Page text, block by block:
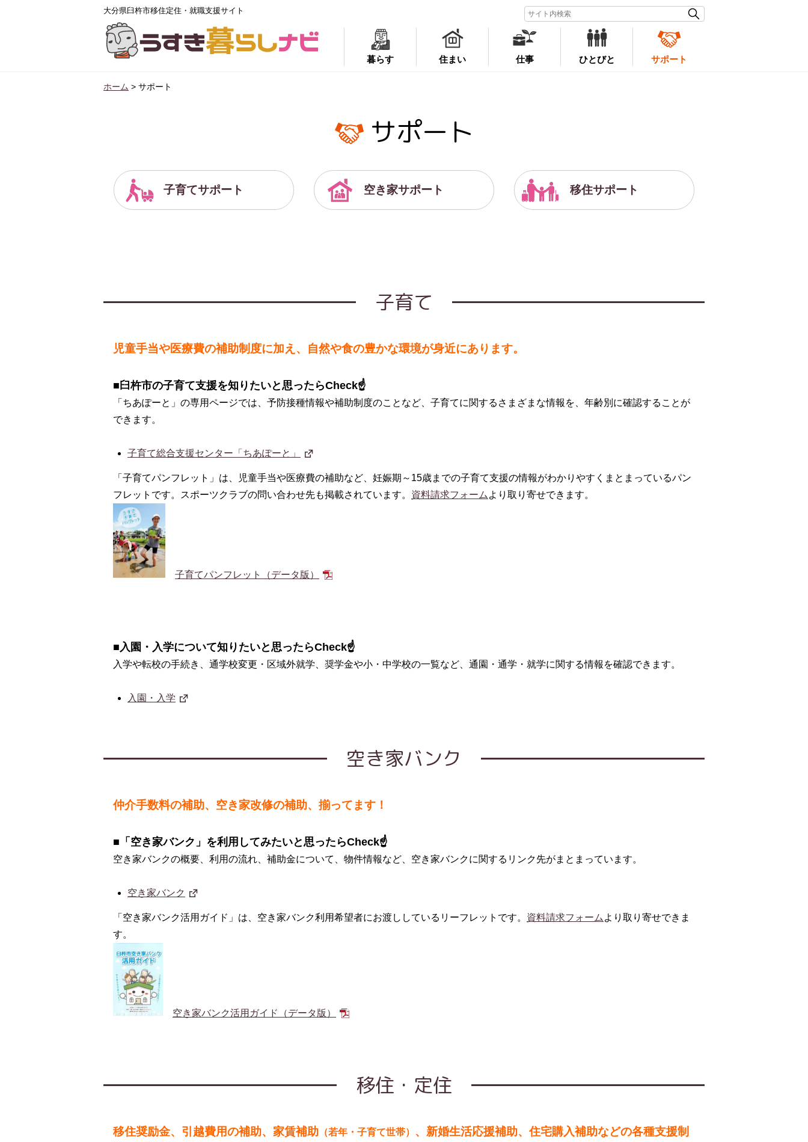
大分県臼杵市移住定住・就職支援サイト
暮らす 住まい 仕事 ひとびと サポート
ホーム > サポート
サポート
子育てサポート 空き家サポート 移住サポート
子育て
児童手当や医療費の補助制度に加え、自然や食の豊かな環境が身近にあります。
■臼杵市の子育て支援を知りたいと思ったらCheck☝
「ちあぽーと」の専用ページでは、予防接種情報や補助制度のことなど、子育てに関するさまざまな情報を、年齢別に確認することが
できます。
子育て総合支援センター「ちあぽーと」
「子育てパンフレット」は、児童手当や医療費の補助など、妊娠期～15歳までの子育て支援の情報がわかりやすくまとまっているパン
フレットです。スポーツクラブの問い合わせ先も掲載されています。 資料請求フォーム より取り寄せできます。
子育てパンフレット（データ版）
■入園・入学について知りたいと思ったらCheck☝
入学や転校の手続き、通学校変更・区域外就学、奨学金や小・中学校の一覧など、通園・通学・就学に関する情報を確認できます。
入園・入学
空き家バンク
仲介手数料の補助、空き家改修の補助、揃ってます！
■「空き家バンク」を利用してみたいと思ったらCheck☝
空き家バンクの概要、利用の流れ、補助金について、物件情報など、空き家バンクに関するリンク先がまとまっています。
空き家バンク
「空き家バンク活用ガイド」は、空き家バンク利用希望者にお渡ししているリーフレットです。 資料請求フォーム より取り寄せできま
す。
空き家バンク活用ガイド（データ版）
移住・定住
移住奨励金、引越費用の補助、家賃補助 （若年・子育て世帯）
、新婚生活応援補助、住宅購入補助などの各種支援制